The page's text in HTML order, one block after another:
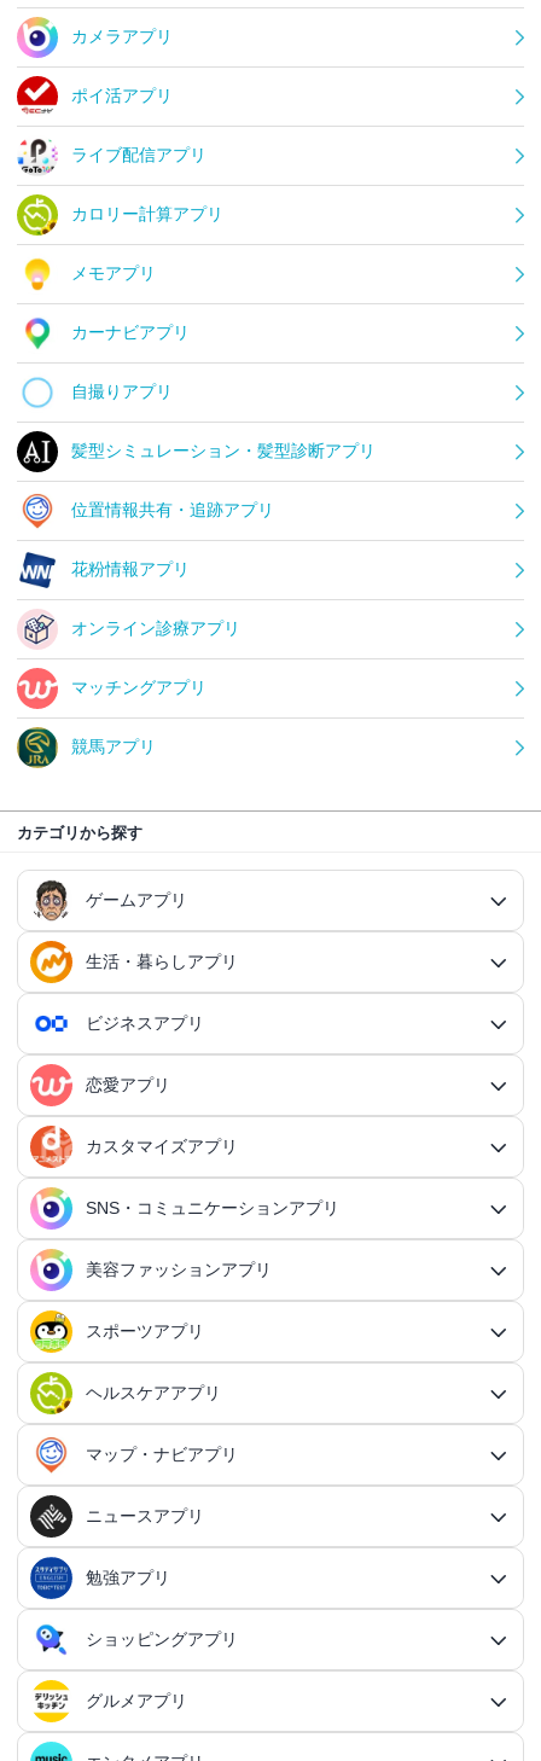
カメラアプリ
ポイ活アプリ
ライブ配信アプリ
カロリー計算アプリ
メモアプリ
カーナビアプリ
自撮りアプリ
髪型シミュレーション・髪型診断アプリ
位置情報共有・追跡アプリ
花粉情報アプリ
オンライン診療アプリ
マッチングアプリ
競馬アプリ
カテゴリから探す
ゲームアプリ
ゲームアプリ総合
RPGアプリ
RPGアプリ総合
王道RPGアプリ
アクションRPGアプリ
シミュレーションRPGアプリ
ダンジョンRPGアプリ
MMORPGアプリ
放置系RPGアプリ
美少女RPGアプリ
カードRPGアプリ
クイズRPGアプリ
カジュアルRPGアプリ
アクションゲームアプリ
3Dアクションアプリ
アクションRPGアプリ
MOBAアプリ
ステルスゲームアプリ
シミュレーションアプリ
シミュレーションアプリ総合
育成シミュレーションアプリ
戦略シミュレーションアプリ
箱庭シミュレーションアプリ
恋愛シミュレーションアプリ
歴史シミュレーションアプリ
メタバース体験シミュレーションゲームアプリ
対戦・協力ゲームアプリ
対戦・協力ゲームアプリ総合
オンライン対戦アプリ
協力・マルチプレイアプリ
シューティングゲームアプリ
FPSアプリ
TPSアプリ
オンラインシューティングアプリ
縦スクシューティングアプリ
横スクシューティングアプリ
スナイパーゲームアプリ
アドベンチャーゲームアプリ
アドベンチャーゲームアプリ総合
ミステリーアドベンチャーアプリ
ホラーアドベンチャーアプリ
サウンドノベルアプリ
サバイバルアドベンチャーアプリ
パズル・脳トレアプリ
パズル・脳トレアプリ総合
パズルゲームアプリ
脱出ゲームアプリ
脳トレゲームアプリ
間違い探し・探し物ゲームアプリ
音楽ゲームアプリ
音楽ゲームアプリ総合
手持ち曲で遊ぶ音ゲーアプリ
ボカロ曲収録音ゲーアプリ
リズムタップゲームアプリ
オープンワールドアプリ
オープンワールドアプリ総合
3Dサンドボックスアプリ
カジュアルゲームアプリ
クレーンゲームアプリ
放置系ゲームアプリ
バカゲー・奇ゲーアプリ
育成ゲームアプリ
育成ゲームアプリ総合
恋愛ゲームアプリ総合
乙女系恋愛ゲームアプリ
キャラゲーアプリ
スポーツゲームアプリ
生活・暮らしアプリ
生活・暮らしアプリ総合
ファイナンスアプリ
家計簿アプリ
ふるさと納税アプリ
貯金アプリ
スマホ決済アプリ
クレジットカードアプリ
投資アプリ
確定申告アプリ
ギャンブルの管理アプリ
日記アプリ
交換日記アプリ
写真カレンダーアプリ
シンプルな日記アプリ
終活アプリ
行動記録アプリ
行動記録アプリ総合
習慣化アプリ
ポイ活アプリ
ポイ活アプリ総合
レシートポイ活アプリ
歩いてお金を稼ぐアプリ
登録でお金がもらえるアプリ
動画を見るだけで稼ぐアプリ
スケジューラ・時計アプリ
リマインダーアプリ
時計アプリ
タイマーアプリ
ライフログアプリ
持ち物管理アプリ
生理周期アプリ
体重管理アプリ
血圧記録アプリ
体温記録アプリ
家事アプリ
家事アプリ総合
料理アプリ
掃除アプリ
家事分担アプリ
育児アプリ
育児アプリ総合
育児記録アプリ
知育アプリ
子育てSNSアプリ
防犯アプリ
防犯アプリ総合
防犯ブザーアプリ
防災アプリ
緊急地震速報アプリ
安否確認アプリ
メモアプリ
メモアプリ総合
電卓アプリ
電卓アプリ総合
インテリアアプリ
ビジネスアプリ
ビジネスアプリ総合
タスク管理アプリ
タスク管理アプリ総合
個人タスク管理アプリ
タスク共有アプリ
プロジェクト管理アプリ
QRコードアプリ
QRコード作成アプリ
janコード検索アプリ
OCRアプリ
OCRアプリ総合
翻訳カメラアプリ
議事録アプリ
議事録アプリ総合
文字起こしアプリ
高音質ボイスレコーダーアプリ
顧客管理アプリ
ファイル管理アプリ
ファイル管理アプリ総合
クラウド保存・共有アプリ
PDFアプリ
ファイルマネージャーアプリ
オフィスソフトアプリ
名刺管理アプリ総合
会計アプリ
会計アプリ総合
請求書アプリ
経費精算アプリ
小売・卸売支援ツールアプリ
在庫管理アプリ
レジアプリ
思考整理アプリ
マインドマップアプリ
転職アプリ
転職アプリ総合
建築アプリ
恋愛アプリ
恋愛アプリ総合
マッチングアプリ
マッチングアプリ総合
20代向けマッチングアプリ
30代向けマッチングアプリ
40代向けマッチングアプリ
60代・シニア向けマッチングアプリ
出会いアプリ
カップルアプリ
カップルアプリ総合
カップルSNSアプリ
記念日アプリ
デートアプリ
デートスポットアプリ
恋愛診断アプリ
恋愛相談アプリ
女性の悩み解決アプリ
カスタマイズアプリ
カスタマイズアプリ総合
IFTTTアプリ
オートクリッカーアプリ
ネットワークアプリ
スピードテストアプリ
VPNアプリ
スマホ最適化アプリ
スマホ最適化アプリ総合
メモリの確認／解放アプリ
パスワード管理アプリ
セキュリティ対策アプリ
VPNアプリ
覗き見防止アプリ
キーボードアプリ
文字起こしアプリ
顔文字・絵文字アプリ
日本語入力アプリ
画面の設定アプリ
ホーム画面アプリ
ウィジェットカスタマイズアプリ
ロック画面カスタマイズアプリ
音の設定アプリ
録音アプリ
着信音アプリ
音楽編集アプリ
SNS・コミュニケーションアプリ
SNS・コミュニケーションアプリ総合
SNSアプリ
SNSアプリ総合
X（Twitter）アプリ
LINEアプリ
マストドンアプリ
写真投稿SNSアプリ
Instagramアプリ
メールアプリ
フリーメールアプリ
チャットアプリ
チャットアプリ総合
SMSアプリ
お絵描きチャットアプリ
ボイス・ビデオチャットアプリ
電話アプリ
電話アプリ総合
ビデオ通話アプリ
電話帳アプリ
掲示板アプリ
ゲーム募集アプリ
地元コミュニティアプリ
アイコン画像アプリ
アイコン画像アプリ総合
アバター・似顔絵アプリ
年賀状・カードアプリ
年賀状アプリ
住所録アプリ
イベント企画アプリ
美容ファッションアプリ
美容ファッションアプリ総合
ヘア・メイク・ネイルアプリ
メイク・スキンケアアプリ
ネイルアプリ
ファッションアプリ
コーデの参考アプリ
服デザインアプリ
ボディケア・エステアプリ
女性向けダイエットアプリ
整形アプリ
スポーツアプリ
スポーツアプリ総合
陸上競技アプリ
陸上競技アプリ総合
ウォーキングアプリ
ランニングアプリ
自転車アプリ
ジョギング・サイクリングの道を記録アプリ
テニスアプリ
ライトアプリ
ライトアプリ総合
野球アプリ総合
プロ野球速報アプリ
ボウリングアプリ
速度計測アプリ
ヘルスケアアプリ
ヘルスケアアプリ総合
健康管理アプリ
健康管理アプリ総合
体重管理アプリ
睡眠アプリ
ウォーキングアプリ
妊娠・出産アプリ
認知症・物忘れ防止アプリ総合
ダイエットアプリ
ダイエットアプリ総合
身体測定アプリ
マップ・ナビアプリ
マップ・ナビアプリ総合
ドライブアプリ
バイクナビアプリ
鉄道アプリ
旅行アプリ
旅行アプリ総合
飲食店検索アプリ
ニュースアプリ
ニュースアプリ総合
スポーツニュースアプリ
スポーツニュースアプリ総合
サッカー情報アプリ
天気アプリ
勉強アプリ
勉強アプリ総合
語学アプリ
語学アプリ総合
資格アプリ
ショッピングアプリ
ショッピングアプリ総合
グルメアプリ